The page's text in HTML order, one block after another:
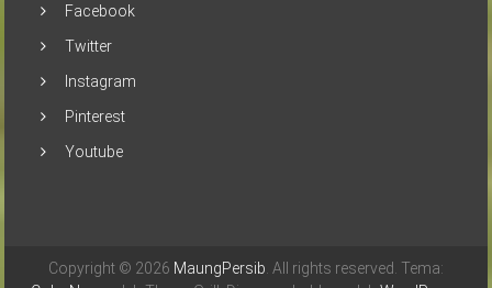
Facebook
Twitter
Instagram
Pinterest
Youtube
Copyright © 2026 MaungPersib . All rights reserved. Tema: